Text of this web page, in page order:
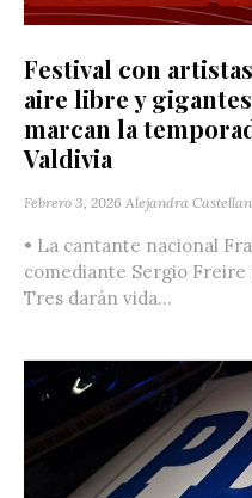
Festival con
aire libre y
marcan la
Valdivia
Febrero 3, 2026 Alejandra
• La cantante nacional
comediante Sergio Freire
Tres darán vida...